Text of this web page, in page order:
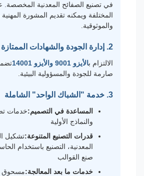
في تصنيع الصفائح المعدنية المخصصة.
المختلفة ويمكنه تقديم المشورة المهنية
والموثوقية.
2. إدارة الجودة والشهادات الممتازة
الالتزام بالأيزو 9001 والأيزو 14001
صارمة للجودة والمسؤولية البيئية.
3. خدمة "الشباك الواحد" الشاملة
المساعدة في التصميم:خدمات
والنماذج الأولية
قدرات التصنيع المتنوعة:تشكيل
المعدنية، التصنيع باستخدام
صنع القوالب
خدمات ما بعد المعالجة:مسحوق